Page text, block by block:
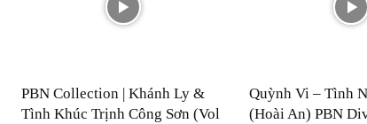
PBN Collection | Khánh Ly &
Tình Khúc Trịnh Công Sơn (Vol
Quỳnh Vi – Tình
(Hoài An) PBN